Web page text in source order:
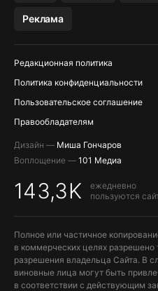
Реклама
Редакционная политика
Политика конфиденциальности
Пользовательское соглашение
Правообладателям
Дизайн — Миша Гончаров
Воплощение — 101 Медиа
143,3K
ежедневно
пользуются
Полное или частичное
в коммерческих целях разрешено
разрешения владельца Сайта. В
виновные лица могут быть
в соответствии с действующим